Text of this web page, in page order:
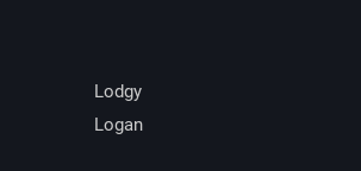
Lodgy
Logan